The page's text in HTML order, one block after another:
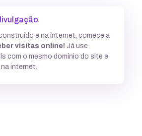
Git
e na internet, comece a
visitas online! Já use
com o mesmo domínio do site e
internet.